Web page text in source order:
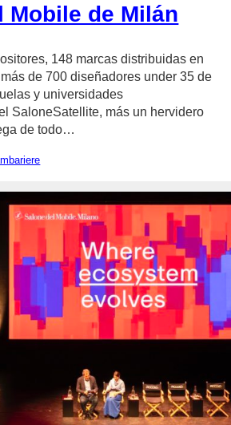
Mobile de Milán
148 marcas distribuidas en
de 700 diseñadores under 35 de
y universidades
SaloneSatellite, más un hervidero
de todo…
author/lujan-